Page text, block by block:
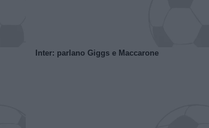
Inter: parlano Giggs e Maccarone